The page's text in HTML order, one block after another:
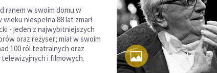
ranem w swoim domu w
wieku niespełna 88 lat zmarł
- jeden z najwybitniejszych
oraz reżyser; miał w swoim
100 ról teatralnych oraz
i filmowych.